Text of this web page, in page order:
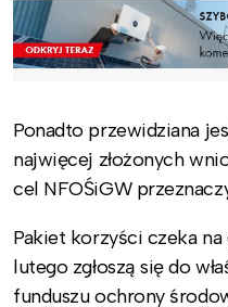
Ponadto przewidziana
najwięcej złożonych
cel NFOŚiGW
Pakiet korzyści czeka
lutego zgłoszą się do
funduszu ochrony